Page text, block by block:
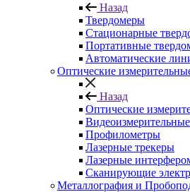
Назад
Твердомеры
Стационарные
Портативные
Автоматические
Оптические
Назад
Оптические
Профилометры
Лазерные трекеры
Лазерные
Сканирующие
Металлография и